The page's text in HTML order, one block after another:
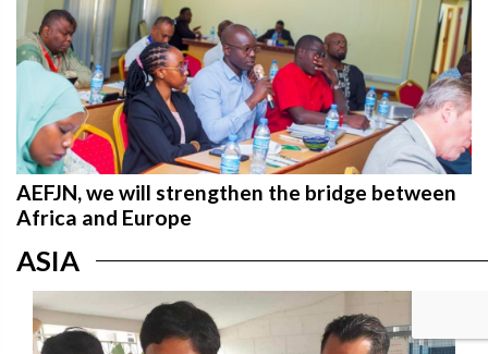
AEFJN, we will strengthen the bridge between
Africa and Europe